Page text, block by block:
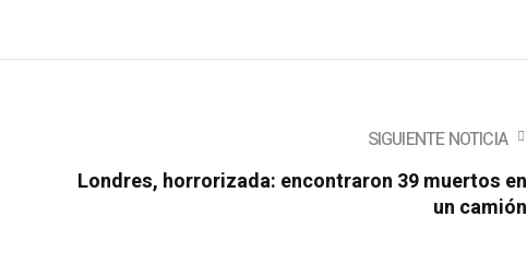
SIGUIENTE NOTICIA
Londres, horrorizada: encontraron 39 muertos en
un camión